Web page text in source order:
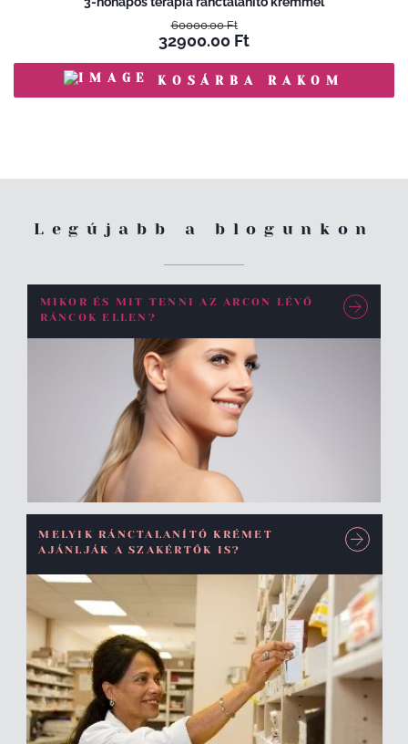
60000.00 Ft
32900.00 Ft
KOSÁRBA RAKOM
Legújabb a blogunkon
MIKOR ÉS MIT TENNI AZ ARCON LÉVŐ
RÁNCOK ELLEN?
MELYIK RÁNCTALANÍTÓ KRÉMET
AJÁNLJÁK A SZAKÉRTŐK IS?